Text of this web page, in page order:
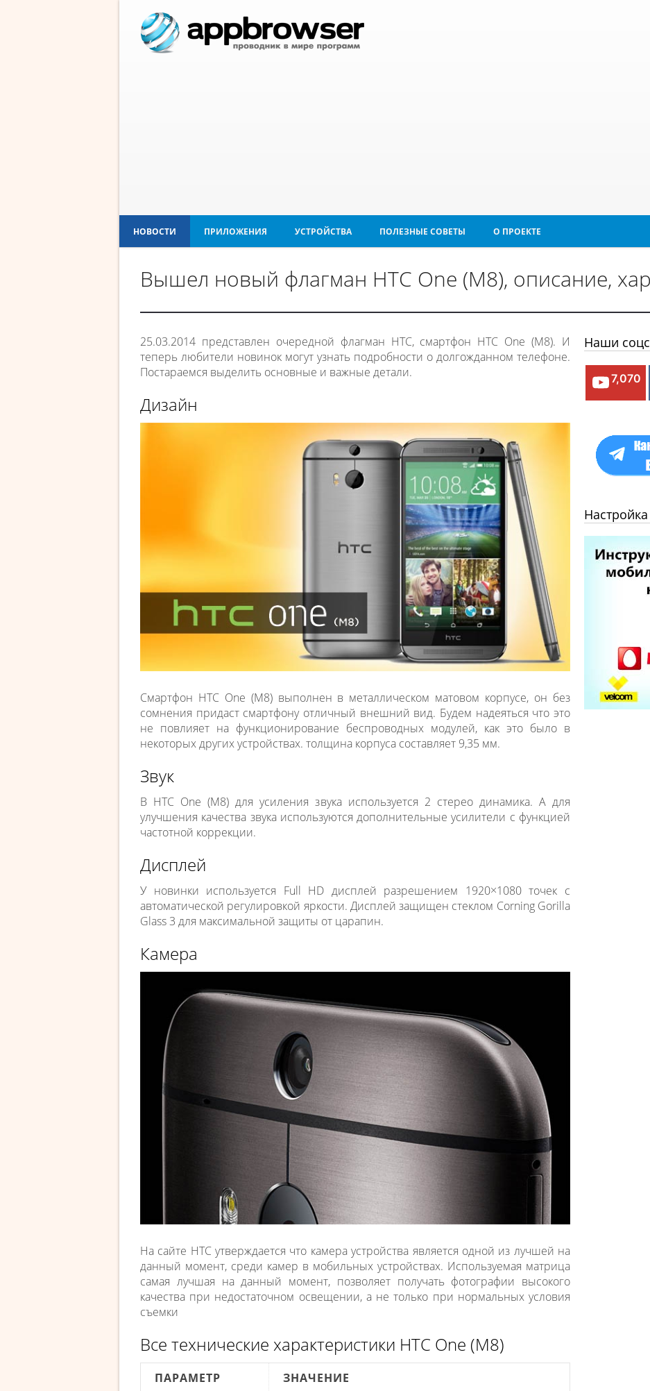
НОВОСТИ ПРИЛОЖЕНИЯ УСТРОЙСТВА ПОЛЕЗНЫЕ СОВЕТЫ О ПРОЕКТЕ
Вышел новый флагман HTC One (M8), описание,
25.03.2014 представлен очередной флагман HTC, смартфон HTC One (M8). И
теперь любители новинок могут узнать подробности о долгожданном телефоне.
Постараемся выделить основные и важные детали.
Дизайн
Смартфон HTC One (M8) выполнен в металлическом матовом корпусе, он без
сомнения придаст смартфону отличный внешний вид. Будем надеяться что это
не повлияет на функционирование беспроводных модулей, как это было в
некоторых других устройствах. толщина корпуса составляет 9,35 мм.
Звук
В HTC One (M8) для усиления звука используется 2 стерео динамика. А для
улучшения качества звука используются дополнительные усилители с функцией
частотной коррекции.
Дисплей
У новинки используется Full HD дисплей разрешением 1920×1080 точек с
автоматической регулировкой яркости. Дисплей защищен стеклом Corning Gorilla
Glass 3 для максимальной защиты от царапин.
Камера
На сайте HTC утверждается что камера устройства является одной из лучшей на
данный момент, среди камер в мобильных устройствах. Используемая матрица
самая лучшая на данный момент, позволяет получать фотографии высокого
качества при недостаточном освещении, а не только при нормальных условия
съемки
Все технические характеристики HTC One (M8)
ПАРАМЕТР
ЗНАЧЕНИЕ
Наши
7,070